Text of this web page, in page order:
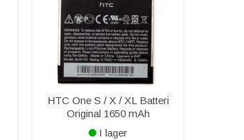
HTC One S / X / XL Batteri
Original 1650 mAh
I lager